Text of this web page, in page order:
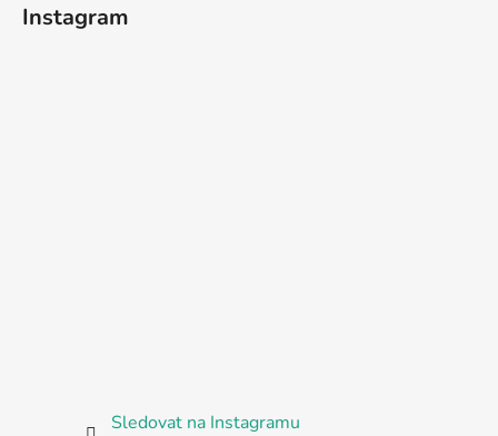
Instagram
Sledovat na Instagramu